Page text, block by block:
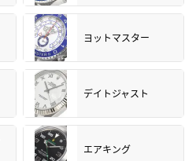
ヨットマスター
デイトジャスト
エアキング